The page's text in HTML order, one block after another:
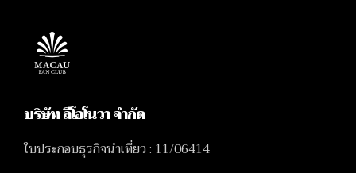
บริษัท ลีโอโนวา จำกัด
ใบประกอบธุรกิจนำเที่ยว : 11/06414